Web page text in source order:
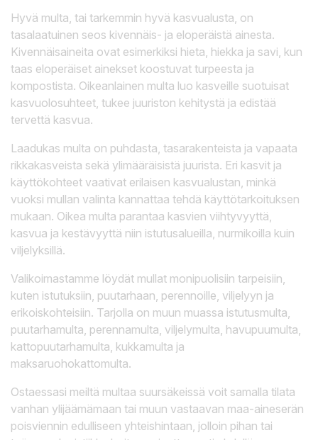
Hyvä multa, tai tarkemmin hyvä kasvualusta, on
tasalaatuinen seos kivennäis- ja eloperäistä ainesta.
Kivennäisaineita ovat esimerkiksi hieta, hiekka ja savi, kun
taas eloperäiset ainekset koostuvat turpeesta ja
kompostista. Oikeanlainen multa luo kasveille suotuisat
kasvuolosuhteet, tukee juuriston kehitystä ja edistää
tervettä kasvua.
Laadukas multa on puhdasta, tasarakenteista ja vapaata
rikkakasveista sekä ylimääräisistä juurista. Eri kasvit ja
käyttökohteet vaativat erilaisen kasvualustan, minkä
vuoksi mullan valinta kannattaa tehdä käyttötarkoituksen
mukaan. Oikea multa parantaa kasvien viihtyvyyttä,
kasvua ja kestävyyttä niin istutusalueilla, nurmikoilla kuin
viljelyksillä.
Valikoimastamme löydät mullat monipuolisiin tarpeisiin,
kuten istutuksiin, puutarhaan, perennoille, viljelyyn ja
erikoiskohteisiin. Tarjolla on muun muassa istutusmulta,
puutarhamulta, perennamulta, viljelymulta, havupuumulta,
kattopuutarhamulta, kukkamulta ja
maksaruohokattomulta.
Ostaessasi meiltä multaa suursäkeissä voit samalla tilata
vanhan ylijäämämaan tai muun vastaavan maa-aineserän
poisviennin edulliseen yhteishintaan, jolloin pihan tai